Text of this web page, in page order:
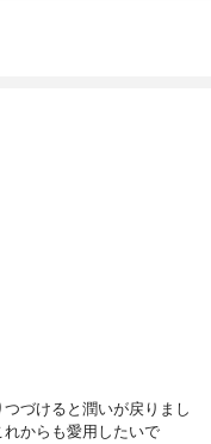
づけると潤いが戻りまし
からも愛用したいで